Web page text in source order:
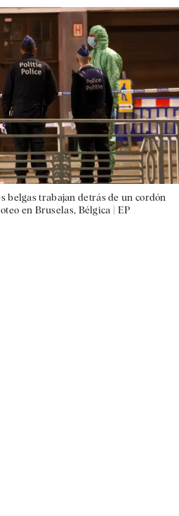
belgas trabajan detrás de un cordón
en Bruselas, Bélgica | EP